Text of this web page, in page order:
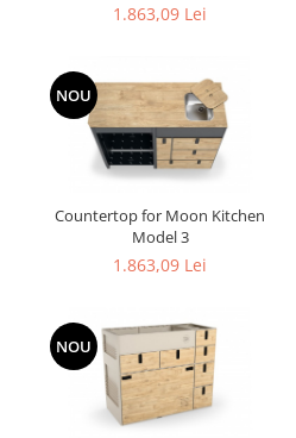
1.863,09 Lei
NOU
Countertop for Moon Kitchen
Model 3
1.863,09 Lei
NOU